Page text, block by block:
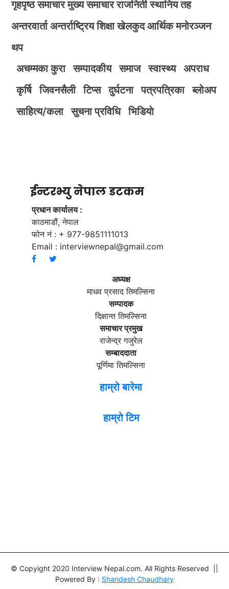
गृहपृष्ठ समाचार मुख्य समाचार राजनिती स्थानिय तह
अन्तरवार्ता अन्तर्राष्ट्रिय शिक्षा खेलकुद आर्थिक मनोरञ्जन
थप
अचम्मका कुरा
सम्पादकीय समाज स्वास्थ्य
अपराध
कृर्षि
जिवनसैली टिप्स दुर्घटना पत्रपत्रिका
ब्लोअप
साहित्य/कला
सुचना प्रविधि भिडियाे
ईन्टरभ्यु नेपाल डटकम
प्रधान कार्यालय :
काठमाडौं, नेपाल
फोन नं : + 977-9851111013
Email : interviewnepal@gmail.com
अध्यक्ष
माधव प्रसाद तिमल्सिना
सम्पादक
दिक्षान्त तिमल्सिना
समाचार प्रमुख
राजेन्द्र गजुरेल
सम्बाददाता
पूर्णिमा तिमल्सिना
हाम्रो बारेमा
हाम्रो टिम
© Copyight 2020 Interview Nepal.com. All Rights Reserved ||
Powered By : Shandesh Chaudhary